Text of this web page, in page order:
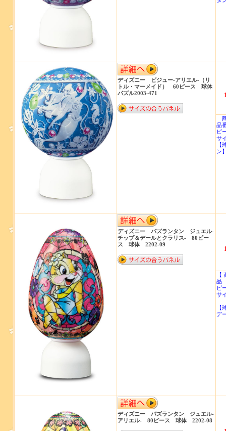
ディズニー ビジュー‐アリエル‐（リ
トル・マーメイド） 60ピース 球体
パズル2003-471
品
ピ
サ
【
ン
ディズニー パズランタン ジュエル‐
チップ＆デールとクラリス‐ 80ピー
ス 球体 2202-09
【
品
ピ
サ
【
デ
ディズニー パズランタン ジュエル‐
アリエル‐ 80ピース 球体 2202-08